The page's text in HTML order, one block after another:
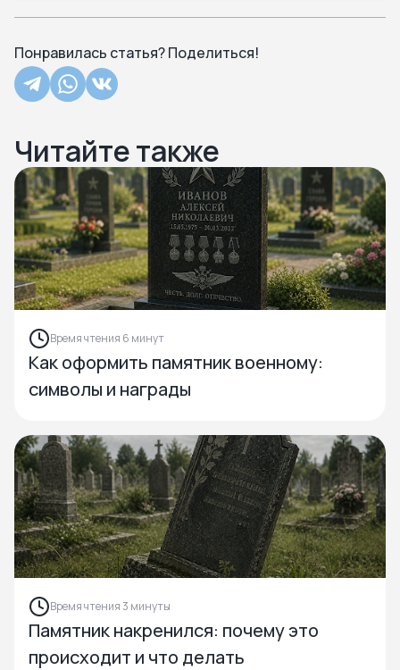
Понравилась статья? Поделиться!
Читайте также
Время чтения 6 минут
Как оформить памятник военному:
символы и награды
Время чтения 3 минуты
Памятник накренился: почему это
происходит и что делать